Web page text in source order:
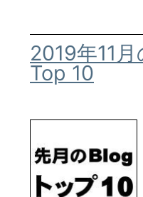
2019年11
Top 10